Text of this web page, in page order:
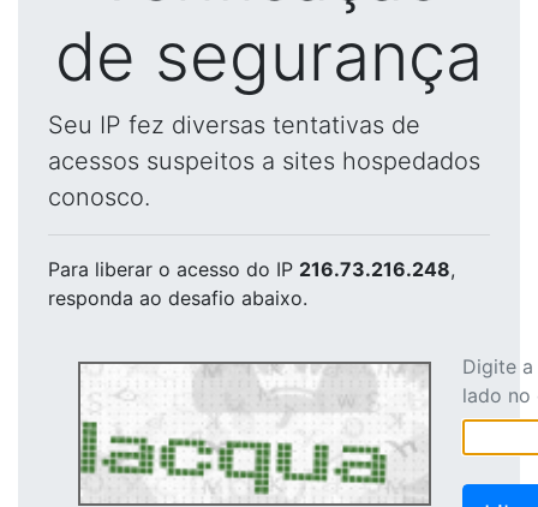
de segurança
Seu IP fez diversas tentativas de
acessos suspeitos a sites hospedados
conosco.
Para liberar o acesso do IP 216.73.216.248,
responda ao desafio abaixo.
Digite
lado no